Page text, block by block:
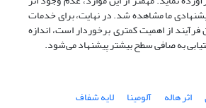
ما مشاهده شد. در نهایت، برای خدمات
از اهمیت کمتری برخوردار است، اندازه
به صافی سطح بیشتر پیشنهاد می‌شود.
اثر هاله آلومینا
لایه شفاف